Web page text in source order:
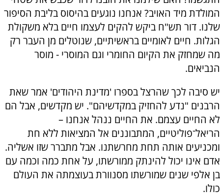
המולדת מיד האויב? אנחנו נוגעים בהיסוס בליבת הסיפור
שלנו. דור תש"ח ביקש להקים לעצמו חיים בלא משקולת
הגלות. חיים לאומיים בראשיתיים, שנוטלים מן העבר רק
מה שמחזק את הקיום החומרי וגם המוסרי - מוסר
הנביאים.
יש סיבה לכך שהרצל בספרו 'מדינת היהודים' אמר שאת
הרבנים "נדע להחזיק במקדשיהם". יש מקדשים, אבל הם
לא החיים עצמם. את החיים ננהל אנחנו –
הריאל־פוליטיים, המתבוננים אל המציאות ללא חת
ומכניעים אותה תחת מחרשתנו. אבל מתברר שזו אשליה.
אדם אינו יכול להינתק ממורשתו, על אחת כמה וכמה עם
בן אלפי שנים שמורשתו מסנוורת בעוצמתה את העולם
כולו.